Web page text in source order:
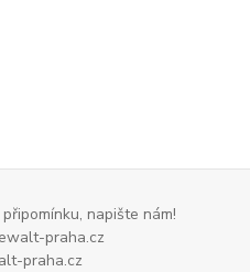
napište nám!
praha.cz
praha.cz